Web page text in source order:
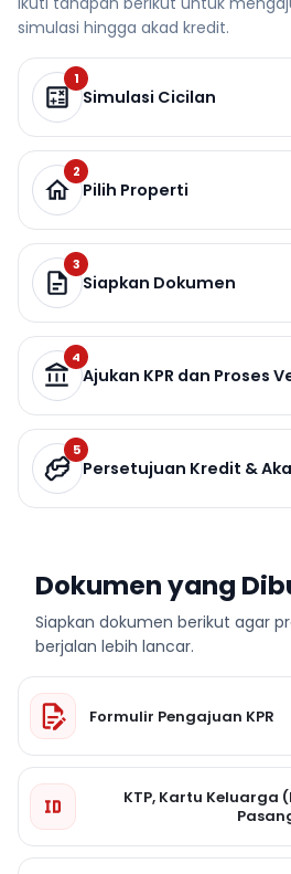
simulasi hingga akad kredit.
1
Simulasi Cicilan
2
Pilih Properti
3
Siapkan Dokumen
4
Ajukan KPR dan Proses
5
Persetujuan Kredit &
Dokumen yang
Siapkan dokumen berikut agar
berjalan lebih lancar.
Formulir Pengajuan KPR
KTP, Kartu Keluarga